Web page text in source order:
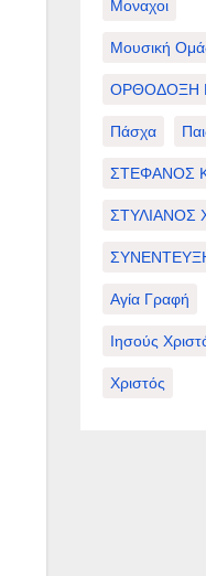
Μοναχοι
Μουσική
ΟΡΘΟΔΟΞΗ
Πάσχα
ΣΤΕΦΑΝΟΣ
ΣΤΥΛΙΑΝΟΣ
Αγία Γραφή
Ιησούς
Χριστός